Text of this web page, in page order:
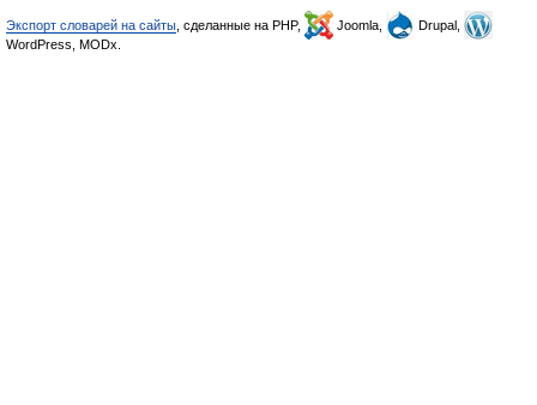
Экспорт словарей на сайты , сделанные на PHP, Joomla,
Drupal,
WordPress, MODx.